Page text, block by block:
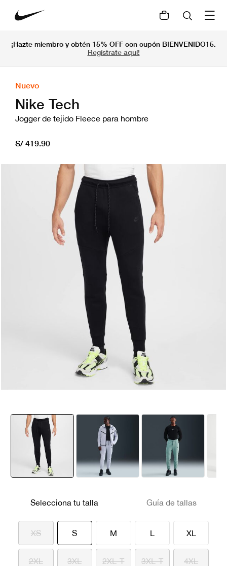
¡Hazte miembro y obtén 15% OFF con cupón BIENVENIDO15.
Regístrate aquí!
Nuevo
Nike Tech
Jogger de tejido Fleece para hombre
S/ 419.90
Selecciona tu talla Guía de tallas
XS Sseleccionado
M L XL
2XL 3XL 2XL-T 3XL-T 4XL